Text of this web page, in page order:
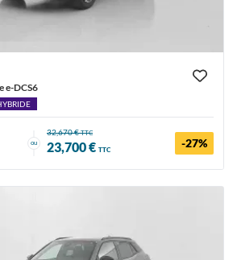
e-DCS6
ou
32,670 €TTC
23,700 € TTC -27%